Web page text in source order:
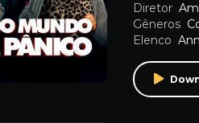
Diretor
Gêneros
Elenco